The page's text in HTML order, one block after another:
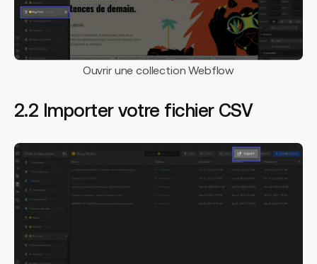
Ouvrir une collection Webflow
2.2 Importer votre fichier CSV